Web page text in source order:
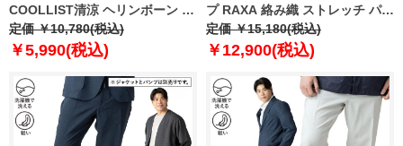
COOLLIST清涼 ヘリンボーン ス
トレッチ パンツ 軽量 ウォッシャ
ブル スマリラ 春夏新作
定価 ￥10,780(税込)
￥5,990(税込)
プ RAXA 絡み織 ストレッチ パン
ツ 春夏新作 tzpt-33b 【fre】
定価 ￥15,180(税込)
￥12,900(税込)